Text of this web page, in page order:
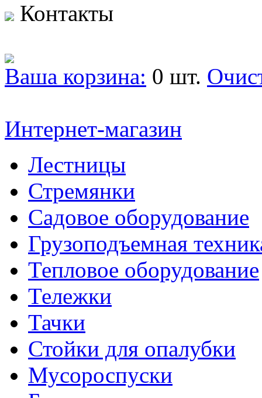
Контакты
Ваша корзина: 0 шт.
Интернет-магазин
Лестницы
Стремянки
Садовое оборудование
Грузоподъемная
Тепловое оборудование
Тележки
Тачки
Стойки для опалубки
Мусороспуски